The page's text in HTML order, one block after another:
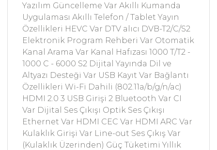
Yazılım Güncelleme Var Akıllı Kumanda
Uygulaması Akıllı Telefon / Tablet Yayın
Özellikleri HEVC Var DTV alıcı DVB-T2/C/S2
Elektronik Program Rehberi Var Otomatik
Kanal Arama Var Kanal Hafızası 1000 T/T2 -
1000 C - 6000 S2 Dijital Yayında Dil ve
Altyazı Desteği Var USB Kayıt Var Bağlantı
Özellikleri Wi-Fi Dahili (802.11a/b/g/n/ac)
HDMI 2.0 3 USB Girişi 2 Bluetooth Var CI
Var Dijital Ses Çıkışı Optik Ses Çıkışı
Ethernet Var HDMI CEC Var HDMI ARC Var
Kulaklık Girişi Var Line-out Ses Çıkış Var
(Kulaklık Üzerinden) Güç Tüketimi Yıllık